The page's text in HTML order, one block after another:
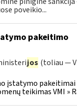
poveikio...
pakeitimo
jos (toliau —
įstatymo pakeitimai
teikimas VMI »